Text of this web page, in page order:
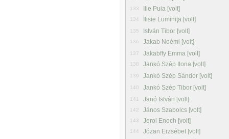
133 Ilie Puia [volt]
134 Ilisie Luminiţa [volt]
135 István Tibor [volt]
136 Jakab Noémi [volt]
137 Jakabffy Emma [volt]
138 Jankó Szép Ilona [volt]
139 Jankó Szép Sándor [volt]
140 Jankó Szép Tibor [volt]
141 Janó István [volt]
142 János Szabolcs [volt]
143 Jerol Enoch [volt]
144 Józan Erzsébet [volt]